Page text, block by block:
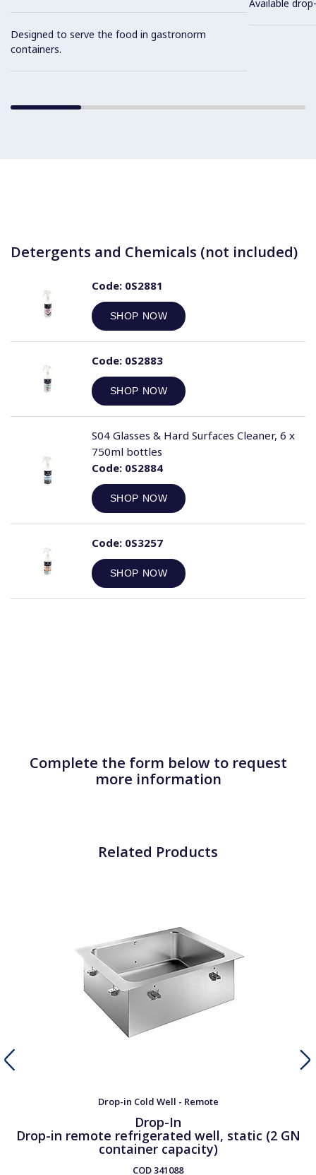
Designed to serve the food in gastronorm
containers.
Available
Detergents and Chemicals (not included)
Code:0S2881
SHOP NOW
Code:0S2883
SHOP NOW
Code:0S2884
SHOP NOW
S04 Glasses & Hard Surfaces Cleaner, 6 x
750ml bottles
Code:0S3257
SHOP NOW
Complete the form below to request
more information
Related Products
Drop-in Cold Well - Remote
Drop-In
Drop-in remote refrigerated well, static (2 GN
container capacity)
COD341088